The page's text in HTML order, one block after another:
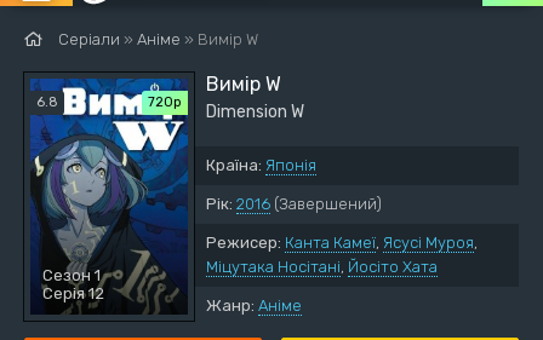
Серіали » Аніме » Вимір W
6.8 720р
Сезон 1
Серія 12
Вимір W
Dimension W
Країна: Японія
Рік: 2016 (Завершений)
Режисер: Канта Камеї, Ясусі Муроя,
Міцутака Носітані, Йосіто Хата
Жанр: Аніме